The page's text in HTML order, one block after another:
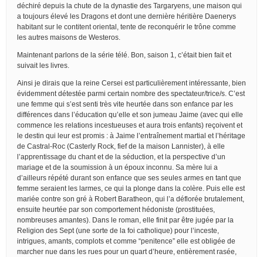
déchiré depuis la chute de la dynastie des Targaryens, une maison qui
a toujours élevé les Dragons et dont une dernière héritière Daenerys
habitant sur le contitent oriental, tente de reconquérir le trône comme
les autres maisons de Westeros.
Maintenant parlons de la série télé. Bon, saison 1, c’était bien fait et
suivait les livres.
Ainsi je dirais que la reine Cersei est particulièrement intéressante, bien
évidemment détestée parmi certain nombre des spectateur/trice/s. C’est
une femme qui s’est senti très vite heurtée dans son enfance par les
différences dans l’éducation qu’elle et son jumeau Jaime (avec qui elle
commence les relations incestueuses et aura trois enfants) reçoivent et
le destin qui leur est promis : à Jaime l’entraînement martial et l’héritage
de Castral-Roc (Casterly Rock, fief de la maison Lannister), à elle
l’apprentissage du chant et de la séduction, et la perspective d’un
mariage et de la soumission à un époux inconnu. Sa mère lui a
d’ailleurs répété durant son enfance que ses seules armes en tant que
femme seraient les larmes, ce qui la plonge dans la colère. Puis elle est
mariée contre son gré à Robert Baratheon, qui l’a déflorée brutalement,
ensuite heurtée par son comportement hédoniste (prostituées,
nombreuses amantes). Dans le roman, elle finit par être jugée par la
Religion des Sept (une sorte de la foi catholique) pour l’inceste,
intrigues, amants, complots et comme “penitence” elle est obligée de
marcher nue dans les rues pour un quart d’heure, entièrement rasée,